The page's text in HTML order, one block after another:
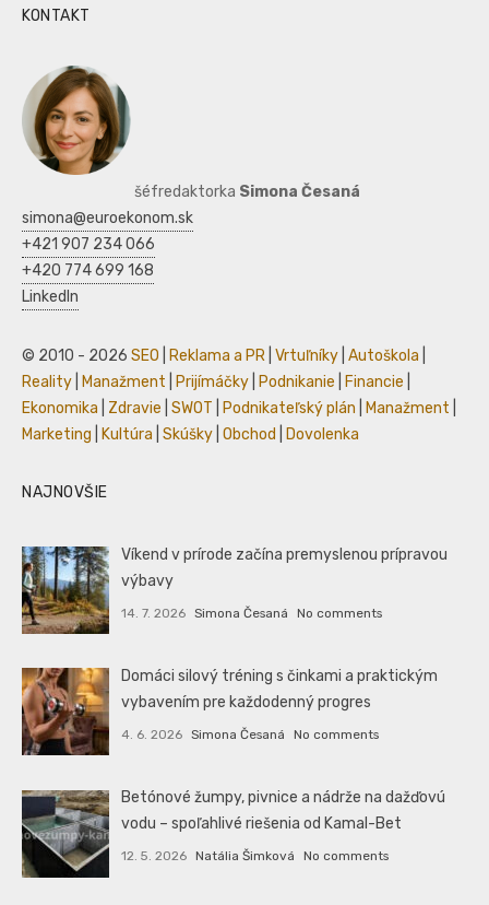
KONTAKT
šéfredaktorka Simona Česaná
simona@euroekonom.sk
+421 907 234 066
+420 774 699 168
LinkedIn
© 2010 - 2026 SEO Reklama a PR Vrtuľníky Autoškola
Reality
Manažment Prijímáčky Podnikanie Financie
Ekonomika
Zdravie SWOT Podnikateľský plán Manažment
Marketing
Kultúra Skúšky Obchod Dovolenka
NAJNOVŠIE
Víkend v prírode začína premyslenou prípravou
výbavy
14. 7. 2026 Simona Česaná No comments
Domáci silový tréning s činkami a praktickým
vybavením pre každodenný progres
4. 6. 2026 Simona Česaná No comments
Betónové žumpy, pivnice a nádrže na dažďovú
vodu – spoľahlivé riešenia od Kamal-Bet
12. 5. 2026 Natália Šimková No comments